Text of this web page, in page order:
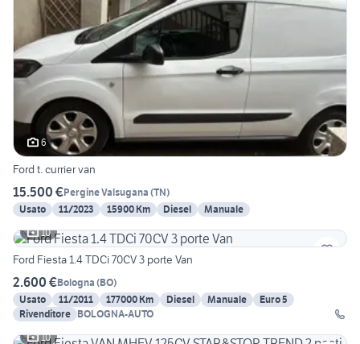
6
Ford t. currier van
15.500 €Pergine Valsugana (TN)
Usato
11/2023 15900 Km Diesel
Manuale
10
Ford Fiesta 1.4 TDCi 70CV 3 porte Van
2.600 €Bologna (BO)
Usato
11/2011 177000 Km Diesel Manuale
Euro 5
Rivenditore BOLOGNA-AUTO
10